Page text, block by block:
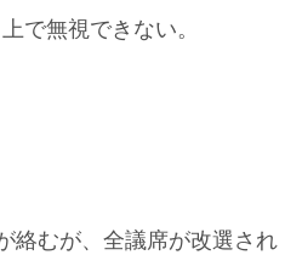
で無視できない。
絡むが、全議席が改選され